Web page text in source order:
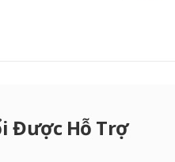
Được Hỗ Trợ